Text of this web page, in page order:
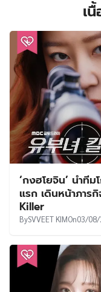
เ
‘กงฮโยจิน’ นำที
แรก เดินหน้าภาร
Killer
BySVVEET KIMOn03/